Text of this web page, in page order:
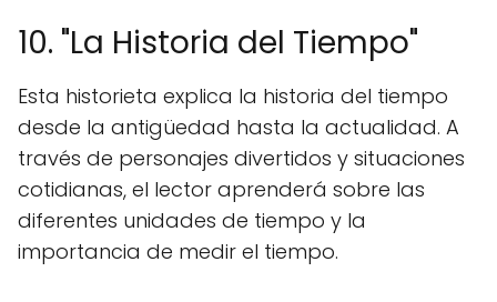
10. "La Historia del Tiempo"
Esta historieta explica la historia del tiempo
desde la antigüedad hasta la actualidad. A
través de personajes divertidos y situaciones
cotidianas, el lector aprenderá sobre las
diferentes unidades de tiempo y la
importancia de medir el tiempo.